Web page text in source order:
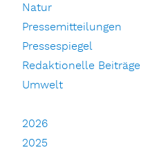
Natur
Pressemitteilungen
Pressespiegel
Redaktionelle Beiträge
Umwelt
2026
2025